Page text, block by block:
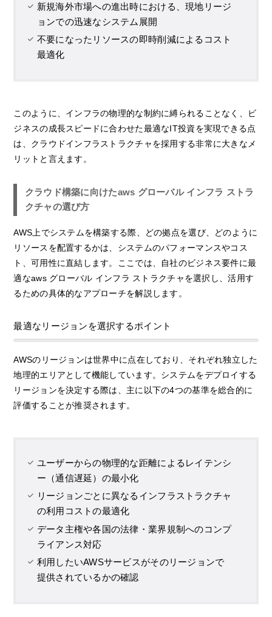
新規海外市場への進出時における、現地リージ
ョンでの迅速なシステム展開
不要になったリソースの即時削減によるコスト
最適化
このように、インフラの物理的な制約に縛られることなく、ビ
ジネスの成長スピードに合わせた最適なIT投資を実現できる点
は、クラウドインフラストラクチャを採用する非常に大きなメ
リットと言えます。
クラウド構築に向けたaws グローバル インフラ ストラ
クチャの選び方
AWS上でシステムを構築する際、どの拠点を選び、どのように
リソースを配置するかは、システムのパフォーマンスやコス
ト、可用性に直結します。ここでは、自社のビジネス要件に最
適なaws グローバル インフラ ストラクチャを選択し、活用す
るための具体的なアプローチを解説します。
最適なリージョンを選択するポイント
AWSのリージョンは世界中に点在しており、それぞれ独立した
地理的エリアとして機能しています。システムをデプロイする
リージョンを決定する際は、主に以下の4つの基準を総合的に
評価することが推奨されます。
ユーザーからの物理的な距離によるレイテンシ
ー（通信遅延）の最小化
リージョンごとに異なるインフラストラクチャ
の利用コストの最適化
データ主権や各国の法律・業界規制へのコンプ
ライアンス対応
利用したいAWSサービスがそのリージョンで
提供されているかの確認